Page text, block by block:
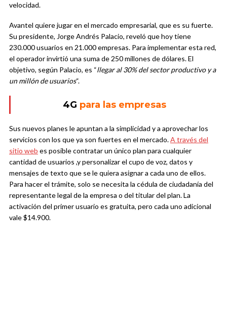
velocidad.
Avantel quiere jugar en el mercado empresarial, que es su fuerte.
Su presidente, Jorge Andrés Palacio, reveló que hoy tiene
230.000 usuarios en 21.000 empresas. Para implementar esta red,
el operador invirtió una suma de 250 millones de dólares. El
objetivo, según Palacio, es “llegar al 30% del sector productivo y a
un millón de usuarios“.
4G para las empresas
Sus nuevos planes le apuntan a la simplicidad y a aprovechar los
servicios con los que ya son fuertes en el mercado.A través del
sitio web es posible contratar un único plan para cualquier
cantidad de usuarios ,y personalizar el cupo de voz, datos y
mensajes de texto que se le quiera asignar a cada uno de ellos.
Para hacer el trámite, solo se necesita la cédula de ciudadanía del
representante legal de la empresa o del titular del plan. La
activación del primer usuario es gratuita, pero cada uno adicional
vale $14.900.